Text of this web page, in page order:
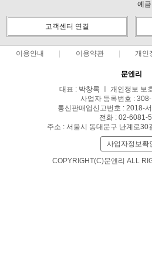
예
고객센터 연결
이용안내 이용약관 개인
문엔리
대표 : 박창록 ㅣ 개인정보 보
사업자 등록번호 :
통신판매업신고번호 : 2018-
전화 : 02-6081-
주소 : 서울시 동대문구 난계로30
사업자정보확
COPYRIGHT(C)문엔리 ALL